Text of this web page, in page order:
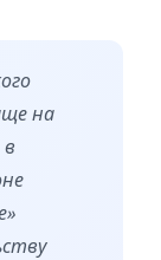
на